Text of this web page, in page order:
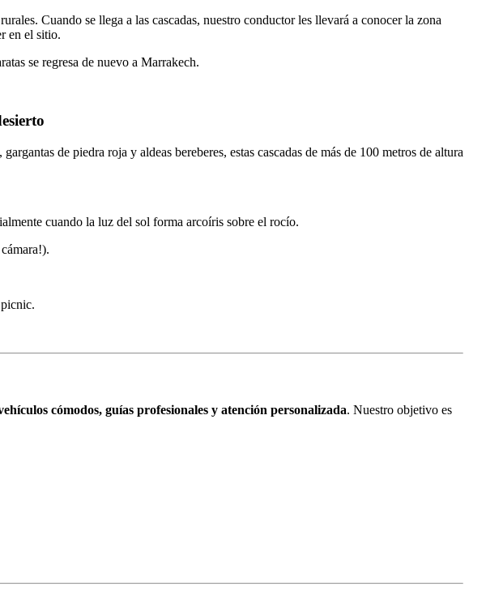
Cuando se llega a las cascadas, nuestro conductor les llevará a conocer la zona
en el sitio.
se regresa de nuevo a Marrakech.
de piedra roja y aldeas bereberes, estas cascadas de más de 100 metros de altura
cuando la luz del sol forma arcoíris sobre el rocío.
cómodos, guías profesionales y atención personalizada. Nuestro objetivo es